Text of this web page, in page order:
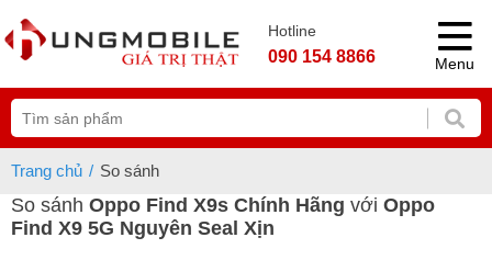
Hotline
090 154 8866 Menu
Trang chủ So sánh
So sánh Oppo Find X9s Chính Hãng với Oppo
Find X9 5G Nguyên Seal Xịn